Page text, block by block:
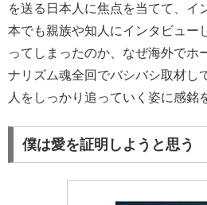
を送る日本人に焦点を当てて、イ
本でも親族や知人にインタビュー
ってしまったのか、なぜ海外でホ
ナリズム魂全回でバシバシ取材し
人をしっかり追っていく姿に感銘
僕は愛を証明しようと思う